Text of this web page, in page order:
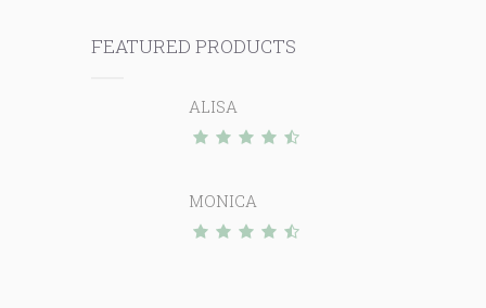
FEATURED PRODUCTS
ALISA
MONICA